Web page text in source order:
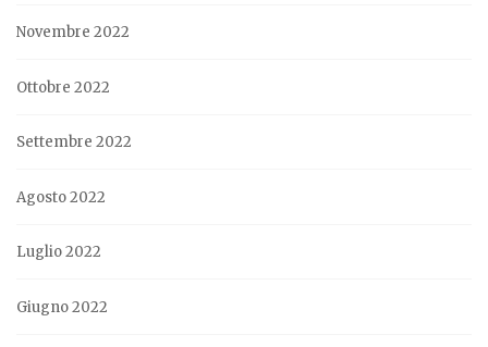
Novembre 2022
Ottobre 2022
Settembre 2022
Agosto 2022
Luglio 2022
Giugno 2022